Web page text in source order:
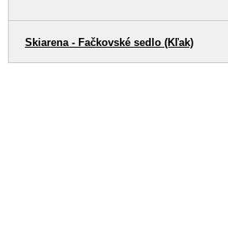
Skiarena - Fačkovské sedlo (Kľak)